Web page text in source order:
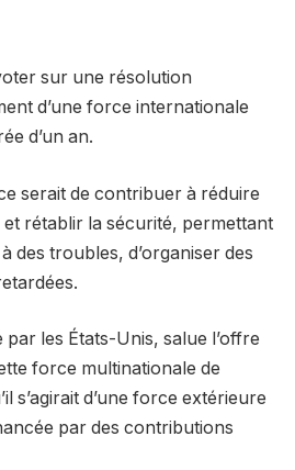
sur une résolution
d’une force internationale
d’un an.
serait de contribuer à réduire
et rétablir la sécurité, permettant
des troubles, d’organiser des
par les États-Unis, salue l’offre
force multinationale de
s’agirait d’une force extérieure
par des contributions